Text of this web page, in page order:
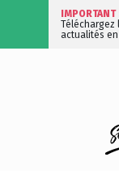
IMPORTANT
Téléchargez
actualités